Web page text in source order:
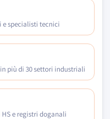
e specialisti tecnici
più di 30 settori industriali
e registri doganali